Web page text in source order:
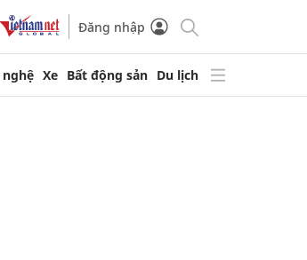
Đăng nhập
nghệ Xe Bất động sản Du lịch